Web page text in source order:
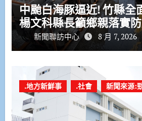
中颱白海豚逼近! 竹縣
楊文科縣長籲鄉親落實
新聞聯訪中心 8 月 7, 2026
.地方新鮮事 .社會 新聞來源: